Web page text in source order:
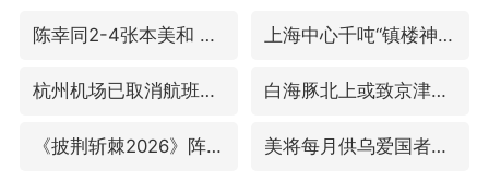
陈幸同2-4张本美和 无缘冠军 上海中心千吨“镇楼神器”摆动明显
杭州机场已取消航班388架次 白海豚北上或致京津冀暴雨
《披荆斩棘2026》阵容官宣 美将每月供乌爱国者拦截导弹